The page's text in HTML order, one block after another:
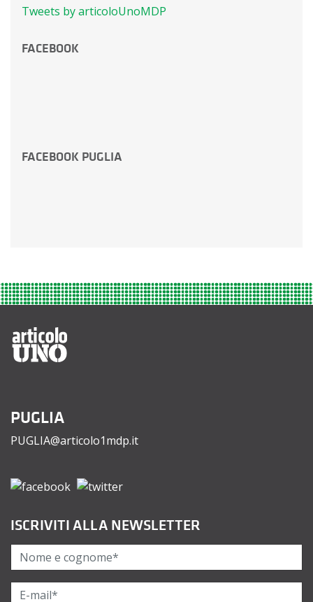
Tweets by articoloUnoMDP
FACEBOOK
FACEBOOK PUGLIA
PUGLIA
PUGLIA@articolo1mdp.it
ISCRIVITI ALLA NEWSLETTER